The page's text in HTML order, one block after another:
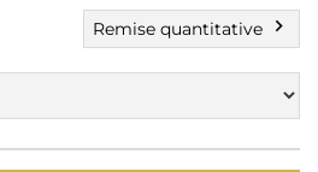
Remise quantitative chevron_right